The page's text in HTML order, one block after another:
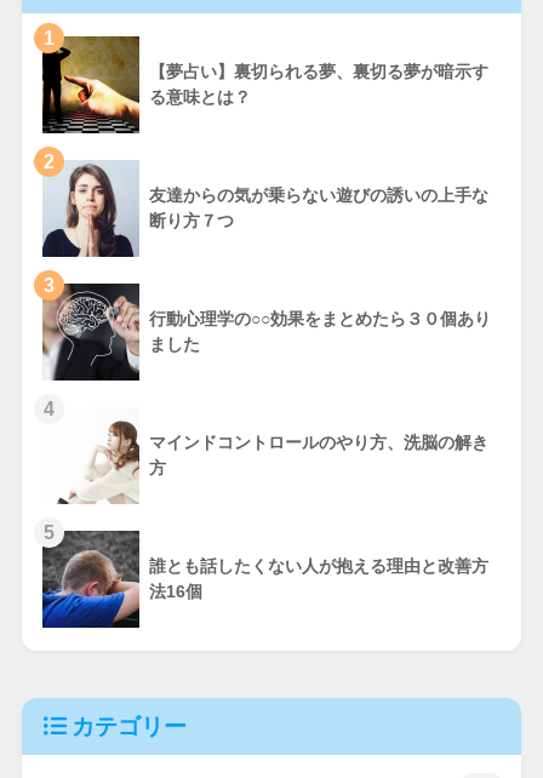
1
【夢占い】裏切られる夢、裏切る夢が暗示す
る意味とは？
2
友達からの気が乗らない遊びの誘いの上手な
断り方７つ
3
行動心理学の○○効果をまとめたら３０個あり
ました
4
マインドコントロールのやり方、洗脳の解き
方
5
誰とも話したくない人が抱える理由と改善方
法16個
カテゴリー